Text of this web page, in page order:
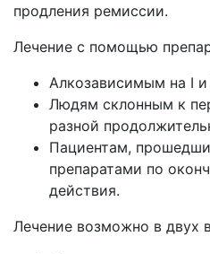
продления ремиссии.
Лечение с помощью
Алкозависимым на I и
Людям склонным к
разной
Пациентам,
препаратами по
действия.
Лечение возможно в двух